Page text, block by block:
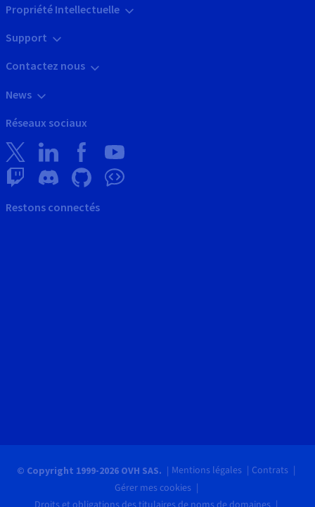
Propriété Intellectuelle
Support
Contactez nous
News
Réseaux sociaux
Restons connectés
© Copyright 1999-2026 OVH SAS. Mentions légales
Contrats
Gérer mes cookies